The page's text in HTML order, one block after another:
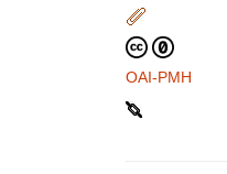
OAI-PMH